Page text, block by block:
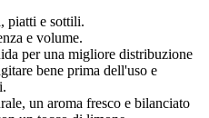
piatti e sottili.
e volume.
per una migliore distribuzione
bene prima dell'uso e
un aroma fresco e bilanciato